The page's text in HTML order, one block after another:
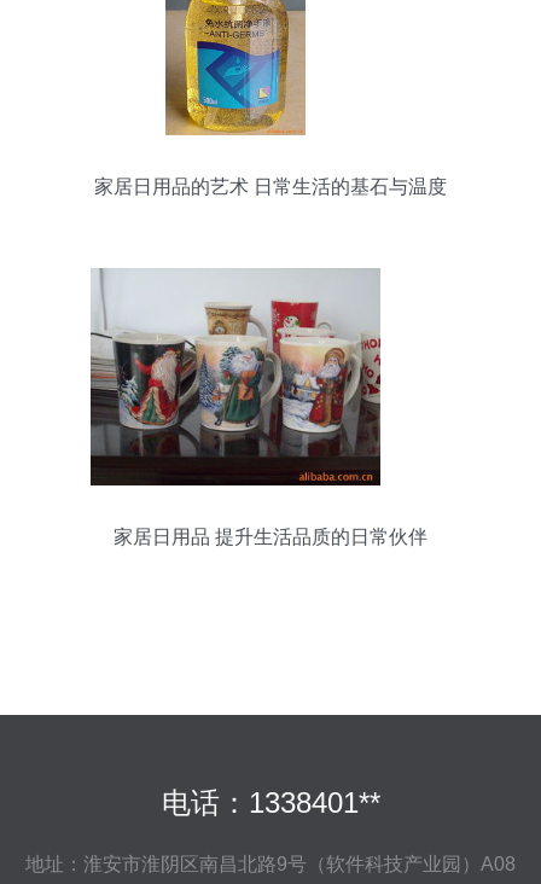
家居日用品的艺术 日常生活的基石与温度
家居日用品 提升生活品质的日常伙伴
电话：1338401**
地址：淮安市淮阴区南昌北路9号（软件科技产业园）A08